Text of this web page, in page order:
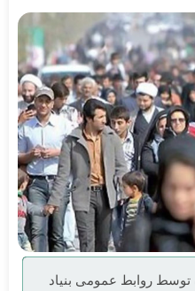
روابط عمومی بنیاد